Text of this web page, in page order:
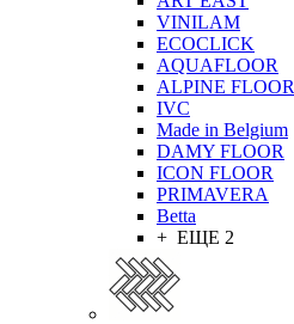
VINILAM
ECOCLICK
AQUAFLOOR
ALPINE FLOOR
IVC
Made in Belgium
DAMY FLOOR
ICON FLOOR
PRIMAVERA
Betta
+ ЕЩЕ 2